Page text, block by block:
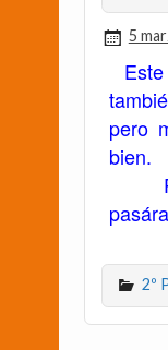
5
pero
bien.
Por
2º